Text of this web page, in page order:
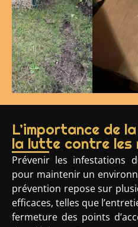
L’importance de
la lutte contre les
Prévenir les infestations
pour maintenir un
prévention repose sur
efficaces, telles que
fermeture des points